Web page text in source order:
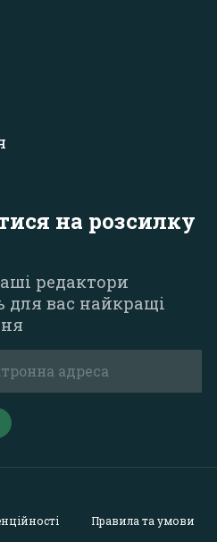
на розсилку
редактори
для вас найкращі
Правила та умови